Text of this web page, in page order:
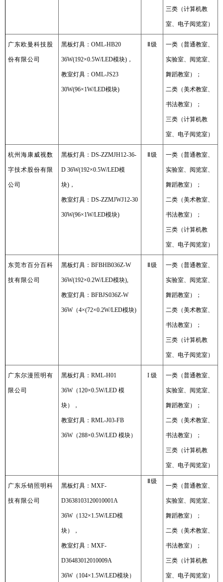
三类（计算机教
室、电子阅览室）
广东欧曼科技股
份有限公司
黑板灯具：OML-HB20
36W(192×0.5W/LED模块)，
教室灯具：OML-JS23
30W(96×1W/LED模块)
级 一类（普通教室、
实验室、阅览室、
舞蹈教室）；
二类（美术教室、
书法教室）；
三类（计算机教
室、电子阅览室）
杭州海康威视数
字技术股份有限
公司
黑板灯具：DS-ZZMJH12-36-
D 36W(192×0.5W/LED模
块)，
教室灯具：DS-ZZMJWJ12-30
30W(96×1W/LED模块)
级 一类（普通教室、
实验室、阅览室、
舞蹈教室）；
二类（美术教室、
书法教室）；
三类（计算机教
室、电子阅览室）
东莞市百分百科
技有限公司
黑板灯具：BFBHB036Z-W
36W(192×0.2W/LED模块),
教室灯具：BFBJS036Z-W
36W（4×(72×0.2W/LED模块)
级 一类（普通教室、
实验室、阅览室、
舞蹈教室）；
二类（美术教室、
书法教室）；
三类（计算机教
室、电子阅览室）
广东尔漫照明有
限公司
黑板灯具：RML-H01
36W（120×0.5W/LED 模
块），
教室灯具：RML-J03-FB
36W（288×0.5W/LED 模块）
I 级 一类（普通教室、
实验室、阅览室、
舞蹈教室）；
二类（美术教室、
书法教室）；
三类（计算机教
室、电子阅览室）
广东乐销照明科
技有限公司
黑板灯具：MXF-
D3638103120010001A
36W（132×1.5W/LED模
块），
教室灯具：MXF-
D36483012010009A
36W（104×1.5W/LED模块）
级
一类（普通教室、
实验室、阅览室、
舞蹈教室）；
二类（美术教室、
书法教室）；
三类（计算机教
室、电子阅览室）